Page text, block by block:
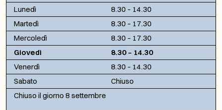
Lunedì
8.30 – 14.30
Martedì
8.30 – 17.30
Mercoledì
8.30 – 17.30
Giovedì
8.30 – 14.30
Venerdì
8.30 – 14.30
Sabato
Chiuso
Chiuso il giorno 8 settembre